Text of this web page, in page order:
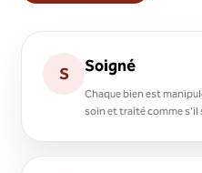
S Soigné
Chaque bien est
soin et traité comme s'il